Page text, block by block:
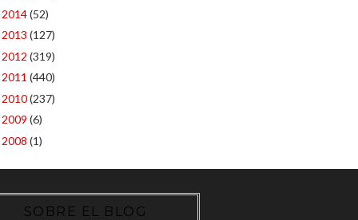
2014(52)
2013 (127)
2012 (319)
2011 (440)
2010(237)
2009 (6)
2008 (1)
SOBRE EL BLOG